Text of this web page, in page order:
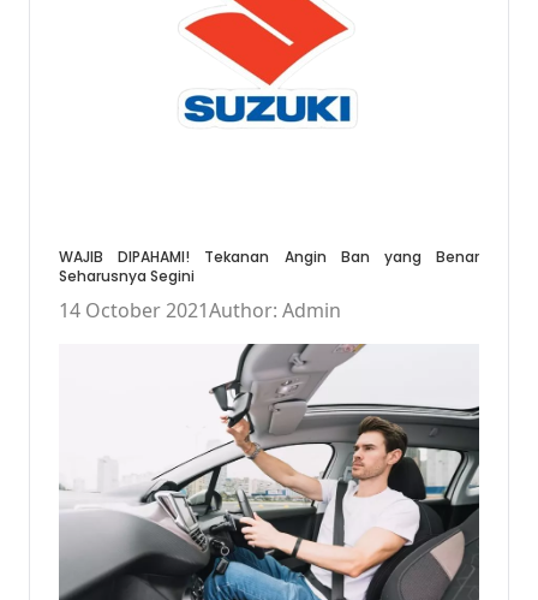
WAJIB DIPAHAMI! Tekanan Angin Ban yang Benar
Seharusnya Segini
14 October 2021Author: Admin